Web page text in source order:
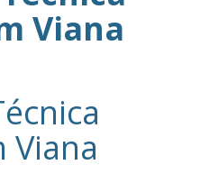
Viana
Viana